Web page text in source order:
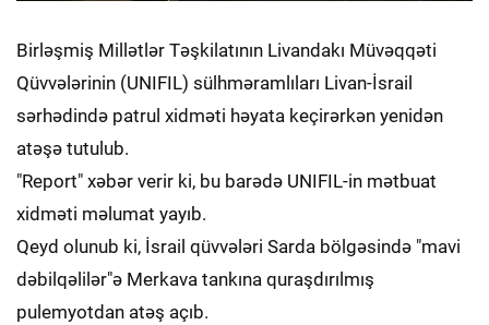
Birləşmiş Millətlər Təşkilatının Livandakı Müvəqqəti
Qüvvələrinin (UNIFIL) sülhməramlıları Livan-İsrail
sərhədində patrul xidməti həyata keçirərkən yenidən
atəşə tutulub.
"Report" xəbər verir ki, bu barədə UNIFIL-in mətbuat
xidməti məlumat yayıb.
Qeyd olunub ki, İsrail qüvvələri Sarda bölgəsində "mavi
dəbilqəlilər"ə Merkava tankına quraşdırılmış
pulemyotdan atəş açıb.